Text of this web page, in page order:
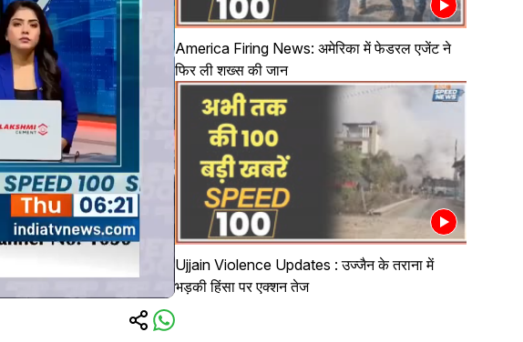
America Firing News: अमेरिका में फेडरल एजेंट ने
फिर ली शख्स की जान
Ujjain Violence Updates : उज्जैन के तराना में
भड़की हिंसा पर एक्शन तेज